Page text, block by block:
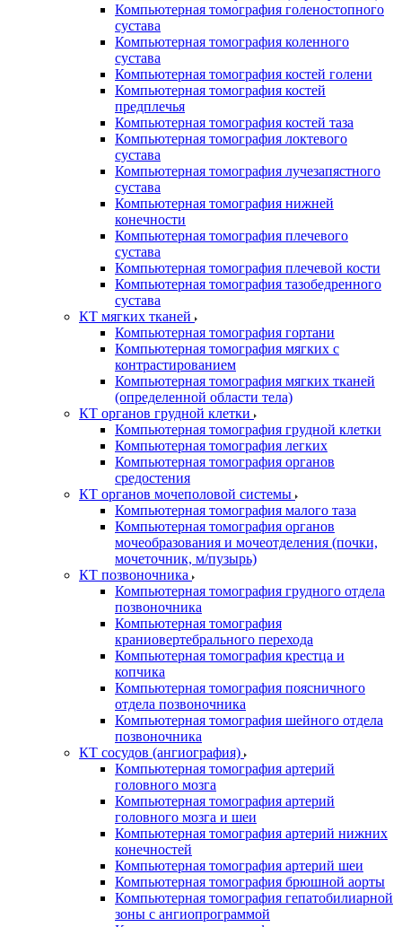
Компьютерная томография голеностопного
сустава
Компьютерная томография коленного
сустава
Компьютерная томография костей голени
Компьютерная томография костей
предплечья
Компьютерная томография костей таза
Компьютерная томография локтевого
сустава
Компьютерная томография лучезапястного
сустава
Компьютерная томография нижней
конечности
Компьютерная томография плечевого
сустава
Компьютерная томография плечевой кости
Компьютерная томография тазобедренного
сустава
КТ мягких тканей
Компьютерная томография гортани
Компьютерная томография мягких с
контрастированием
Компьютерная томография мягких тканей
(определенной области тела)
КТ органов грудной клетки
Компьютерная томография грудной клетки
Компьютерная томография легких
Компьютерная томография органов
средостения
КТ органов мочеполовой системы
Компьютерная томография малого таза
Компьютерная томография органов
мочеобразования и мочеотделения (почки,
мочеточник, м/пузырь)
КТ позвоночника
Компьютерная томография грудного отдела
позвоночника
Компьютерная томография
краниовертебрального перехода
Компьютерная томография крестца и
копчика
Компьютерная томография поясничного
отдела позвоночника
Компьютерная томография шейного отдела
позвоночника
КТ сосудов (ангиография)
Компьютерная томография артерий
головного мозга
Компьютерная томография артерий
головного мозга и шеи
Компьютерная томография артерий нижних
конечностей
Компьютерная томография артерий шеи
Компьютерная томография брюшной аорты
Компьютерная томография гепатобилиарной
зоны с ангиопрограммой